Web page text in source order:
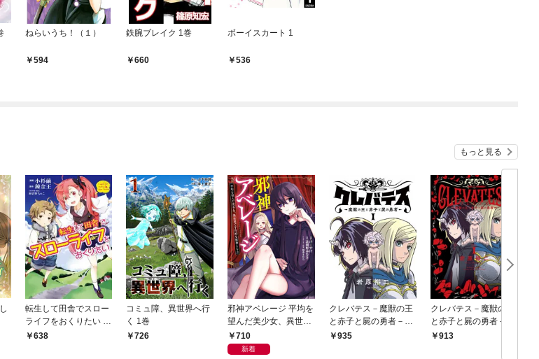
ねらいうち！（１）
594
鉄腕ブレイク 1巻
660
ボーイスカート 1
536
もっと見る
転生して田舎でスロー
ライフをおくりたい 1
巻638
コミュ障、異世界へ行
く 1巻
726
邪神アベレージ 平均を
望んだ美少女、異世界
で平均的な邪神となる
1巻
710
新着
クレバテス－魔獣の王
と赤子と屍の勇者－
【フルカラー版】 1巻
935
クレバテス－魔獣の王
と赤子と屍の勇者－ 1
巻913